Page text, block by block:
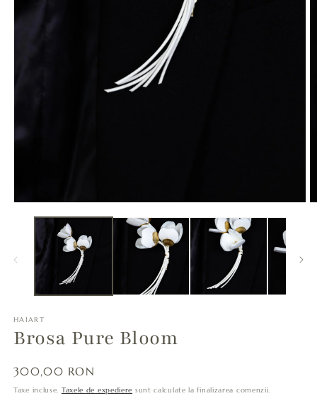
HAIART
Brosa Pure Bloom
Preț
obișnuit
300,00 RON
Taxe incluse. Taxele de expediere sunt calculate la finalizarea comenzii.